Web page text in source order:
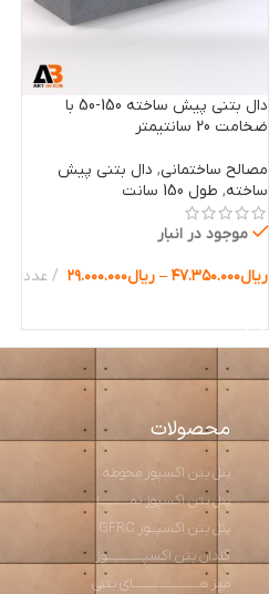
دال بتنی پیش ساخته 150-50 با
ضخامت 20 سانتیمتر
مصالح ساختمانی, دال بتنی پیش
ساخته, طول 150 سانت
موجود در انبار
ریال۴۷.۳۵۰.۰۰۰ – ریال۲۹.۰۰۰.۰۰۰ عدد
محصولات
پنل بتن اکسپوز محوطه
پنل بتن اکسپوز نمـــــــــا
پنل بتن اکسپــوز GFRC
گلدان بتن اکسپـــــــــــوز
میز هــــــــــــــــــــای بتنی